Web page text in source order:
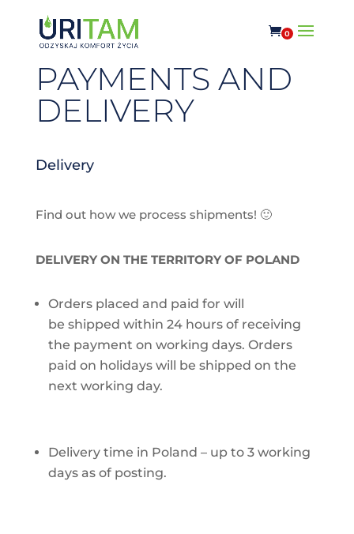
0
PAYMENTS AND
DELIVERY
Delivery
Find out how we process shipments! 🙂
DELIVERY ON THE TERRITORY OF POLAND
Orders placed and paid for will
be shipped within 24 hours of receiving
the payment on working days. Orders
paid on holidays will be shipped on the
next working day.
Delivery time in Poland – up to 3 working
days as of posting.